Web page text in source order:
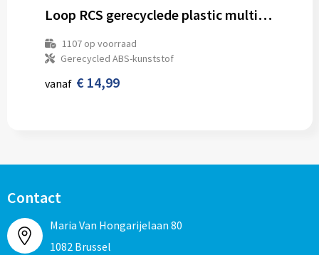
Loop RCS gerecyclede plastic multimedia-adapter USB 2.0-3.0 met HDMI-poort
1107op voorraad
Gerecycled ABS-kunststof
vanaf € 14,99
Contact
Maria Van Hongarijelaan 80
1082 Brussel